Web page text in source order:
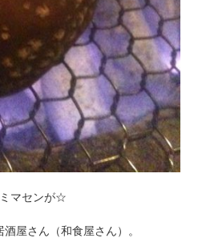
マセンが☆
屋さん（和食屋さん）。